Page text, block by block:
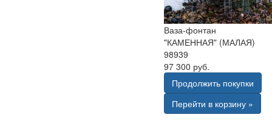
Ваза-фонтан
"КАМЕННАЯ" (МАЛАЯ)
98939
97 300 руб.
Продолжить покупки
Перейти в корзину »